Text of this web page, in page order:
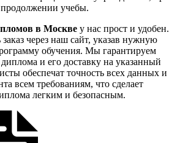
продолжении учебы.
в Москве у нас прост и удобен.
через наш сайт, указав нужную
обучения. Мы гарантируем
и его доставку на указанный
обеспечат точность всех данных и
всем требованиям, что сделает
легким и безопасным.